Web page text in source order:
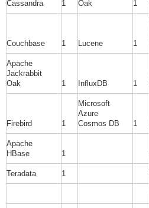
Cassandra 1
Oak
1
Couchbase 1 Lucene 1
Apache
Jackrabbit
Oak
1 InfluxDB 1
Firebird 1
Microsoft
Azure
Cosmos DB
1
Apache
HBase
1
Teradata 1